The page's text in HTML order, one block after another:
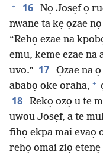
+ 16
Nọ Josẹf ọ
nwane ta kẹ ọzae
“Rehọ ezae na
emu, keme ezae na
uvo.” 17
Ọzae na
ababọ oke oraha, +
18
Rekọ ozọ u te
uwou Josẹf, a te
fihọ ekpa mai evaọ
rehọ omai ziọ